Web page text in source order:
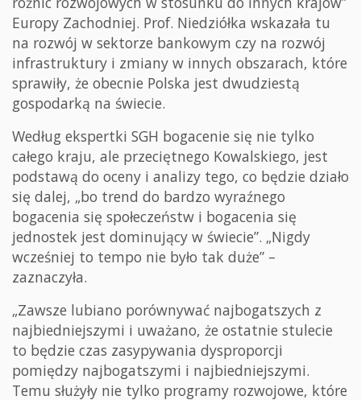
Europy Zachodniej. Prof. Niedziółka wskazała tu
na rozwój w sektorze bankowym czy na rozwój
infrastruktury i zmiany w innych obszarach, które
sprawiły, że obecnie Polska jest dwudziestą
gospodarką na świecie.
Według ekspertki SGH bogacenie się nie tylko
całego kraju, ale przeciętnego Kowalskiego, jest
podstawą do oceny i analizy tego, co będzie działo
się dalej, „bo trend do bardzo wyraźnego
bogacenia się społeczeństw i bogacenia się
jednostek jest dominujący w świecie”. „Nigdy
wcześniej to tempo nie było tak duże” –
zaznaczyła.
„Zawsze lubiano porównywać najbogatszych z
najbiedniejszymi i uważano, że ostatnie stulecie
to będzie czas zasypywania dysproporcji
pomiędzy najbogatszymi i najbiedniejszymi.
Temu służyły nie tylko programy rozwojowe, które